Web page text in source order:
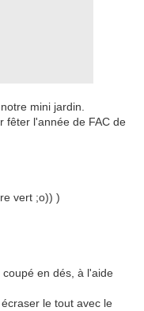
mini jardin.
fêter l'année de FAC de
vert ;o)) )
en dés, à l'aide
le tout avec le